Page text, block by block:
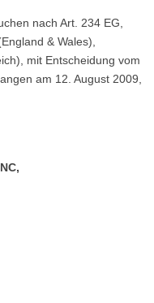
nach Art. 234 EG,
& Wales),
mit Entscheidung vom
am 12. August 2009,